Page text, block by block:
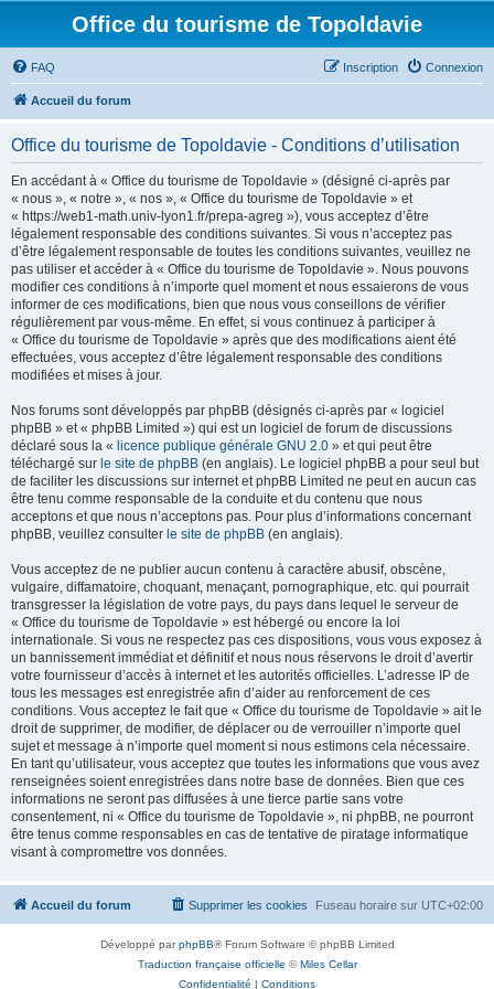
Office du tourisme de Topoldavie
FAQ Connexion
Inscription
Accueil du forum
Office du tourisme de Topoldavie - Conditions d’utilisation
En accédant à « Office du tourisme de Topoldavie » (désigné ci-après par
« nous », « notre », « nos », « Office du tourisme de Topoldavie » et
« https://web1-math.univ-lyon1.fr/prepa-agreg »), vous acceptez d’être
légalement responsable des conditions suivantes. Si vous n’acceptez pas
d’être légalement responsable de toutes les conditions suivantes, veuillez ne
pas utiliser et accéder à « Office du tourisme de Topoldavie ». Nous pouvons
modifier ces conditions à n’importe quel moment et nous essaierons de vous
informer de ces modifications, bien que nous vous conseillons de vérifier
régulièrement par vous-même. En effet, si vous continuez à participer à
« Office du tourisme de Topoldavie » après que des modifications aient été
effectuées, vous acceptez d’être légalement responsable des conditions
modifiées et mises à jour.
Nos forums sont développés par phpBB (désignés ci-après par « logiciel
phpBB » et « phpBB Limited ») qui est un logiciel de forum de discussions
déclaré sous la « licence publique générale GNU 2.0 » et qui peut être
téléchargé sur le site de phpBB (en anglais). Le logiciel phpBB a pour seul but
de faciliter les discussions sur internet et phpBB Limited ne peut en aucun cas
être tenu comme responsable de la conduite et du contenu que nous
acceptons et que nous n’acceptons pas. Pour plus d’informations concernant
phpBB, veuillez consulter le site de phpBB (en anglais).
Vous acceptez de ne publier aucun contenu à caractère abusif, obscène,
vulgaire, diffamatoire, choquant, menaçant, pornographique, etc. qui pourrait
transgresser la législation de votre pays, du pays dans lequel le serveur de
« Office du tourisme de Topoldavie » est hébergé ou encore la loi
internationale. Si vous ne respectez pas ces dispositions, vous vous exposez à
un bannissement immédiat et définitif et nous nous réservons le droit d’avertir
votre fournisseur d’accès à internet et les autorités officielles. L’adresse IP de
tous les messages est enregistrée afin d’aider au renforcement de ces
conditions. Vous acceptez le fait que « Office du tourisme de Topoldavie » ait le
droit de supprimer, de modifier, de déplacer ou de verrouiller n’importe quel
sujet et message à n’importe quel moment si nous estimons cela nécessaire.
En tant qu’utilisateur, vous acceptez que toutes les informations que vous avez
renseignées soient enregistrées dans notre base de données. Bien que ces
informations ne seront pas diffusées à une tierce partie sans votre
consentement, ni « Office du tourisme de Topoldavie », ni phpBB, ne pourront
être tenus comme responsables en cas de tentative de piratage informatique
visant à compromettre vos données.
Accueil du forum Fuseau horaire sur UTC+02:00
Supprimer les cookies
Développé parphpBB® Forum Software © phpBB Limited
Traduction française officielle ©Miles Cellar
Confidentialité | Conditions